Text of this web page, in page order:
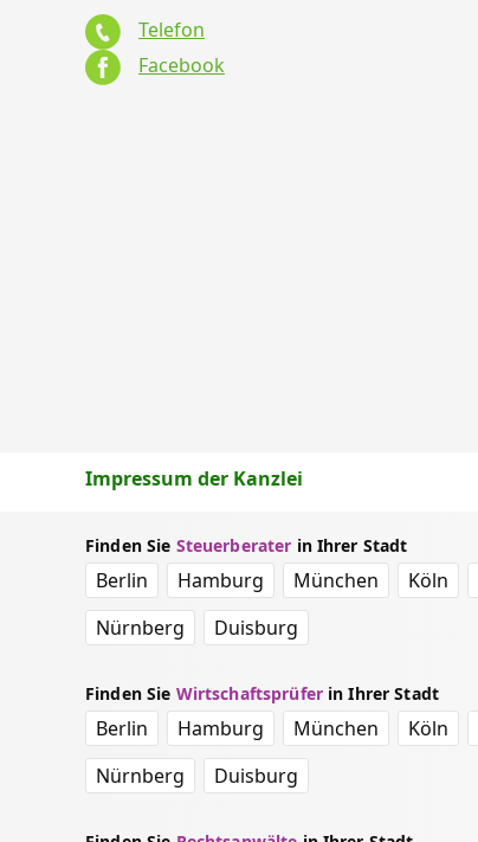
Telefon
Facebook
Impressum der Kanzlei
Finden Sie Steuerberater in Ihrer Stadt
Berlin Hamburg München Köln
Nürnberg
Duisburg
Finden Sie Wirtschaftsprüferin Ihrer Stadt
Berlin Hamburg München Köln
Nürnberg
Duisburg